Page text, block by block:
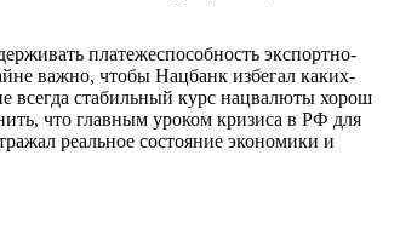
платежеспособность экспортно-
важно, чтобы Нацбанк избегал каких-
всегда стабильный курс нацвалюты хорош
что главным уроком кризиса в РФ для
реальное состояние экономики и